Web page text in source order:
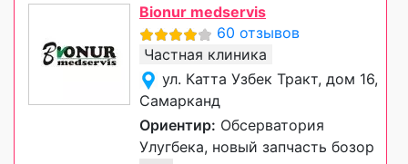
Bionur medservis
60 отзывов
Частная клиника
ул. Катта Узбек Тракт, дом 16,
Самарканд
Ориентир: Обсерватория
Улугбека, новый запчасть бозор